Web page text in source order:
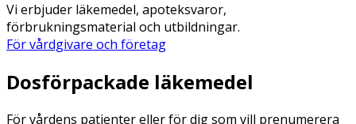
Vi erbjuder läkemedel, apoteksvaror,
förbrukningsmaterial och utbildningar.
För vårdgivare och företag
Dosförpackade läkemedel
För vårdens patienter eller för dig som vill prenumerera